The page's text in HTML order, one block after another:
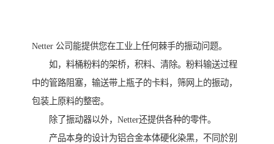
Netter 公司能提供您在工业上任何棘手的振动问题。
如，料桶粉料的架桥，积料、清除。粉料输送过程
中的管路阻塞，输送带上瓶子的卡料，筛网上的振动，
包装上原料的整密。
除了振动器以外，Netter还提供各种的零件。
产品本身的设计为铝合金本体硬化染黑，不同於别